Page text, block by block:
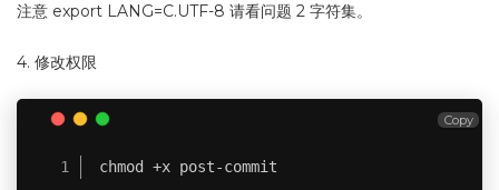
注意 export LANG=C.UTF-8 请看问题 2 字符集。
4. 修改权限
chmod +x post-commit
Copy